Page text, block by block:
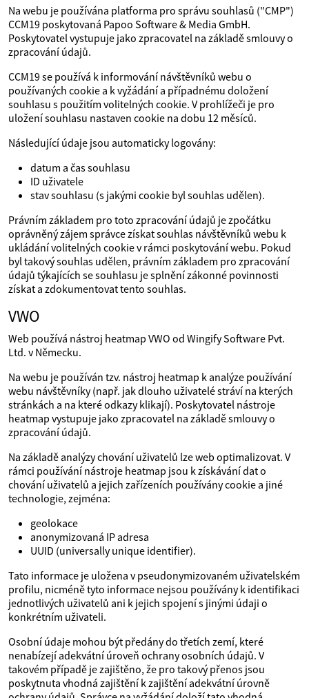
Na webu je používána platforma pro správu souhlasů ("CMP")
CCM19 poskytovaná Papoo Software & Media GmbH.
Poskytovatel vystupuje jako zpracovatel na základě smlouvy o
zpracování údajů.
CCM19 se používá k informování návštěvníků webu o
používaných cookie a k vyžádání a případnému doložení
souhlasu s použitím volitelných cookie. V prohlížeči je pro
uložení souhlasu nastaven cookie na dobu 12 měsíců.
Následující údaje jsou automaticky logovány:
datum a čas souhlasu
ID uživatele
stav souhlasu (s jakými cookie byl souhlas udělen).
Právním základem pro toto zpracování údajů je zpočátku
oprávněný zájem správce získat souhlas návštěvníků webu k
ukládání volitelných cookie v rámci poskytování webu. Pokud
byl takový souhlas udělen, právním základem pro zpracování
údajů týkajících se souhlasu je splnění zákonné povinnosti
získat a zdokumentovat tento souhlas.
VWO
Web používá nástroj heatmap VWO od Wingify Software Pvt.
Ltd. v Německu.
Na webu je používán tzv. nástroj heatmap k analýze používání
webu návštěvníky (např. jak dlouho uživatelé stráví na kterých
stránkách a na které odkazy klikají). Poskytovatel nástroje
heatmap vystupuje jako zpracovatel na základě smlouvy o
zpracování údajů.
Na základě analýzy chování uživatelů lze web optimalizovat. V
rámci používání nástroje heatmap jsou k získávání dat o
chování uživatelů a jejich zařízeních používány cookie a jiné
technologie, zejména:
geolokace
anonymizovaná IP adresa
UUID (universally unique identifier).
Tato informace je uložena v pseudonymizovaném uživatelském
profilu, nicméně tyto informace nejsou používány k identifikaci
jednotlivých uživatelů ani k jejich spojení s jinými údaji o
konkrétním uživateli.
Osobní údaje mohou být předány do třetích zemí, které
nenabízejí adekvátní úroveň ochrany osobních údajů. V
takovém případě je zajištěno, že pro takový přenos jsou
poskytnuta vhodná zajištění k zajištění adekvátní úrovně